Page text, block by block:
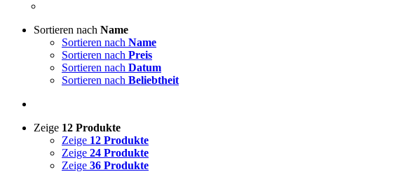
Sortieren nach Name
Sortieren nach Name
Sortieren nach Preis
Sortieren nach Datum
Sortieren nach Beliebtheit
Zeige 12 Produkte
Zeige 12 Produkte
Zeige 24 Produkte
Zeige 36 Produkte